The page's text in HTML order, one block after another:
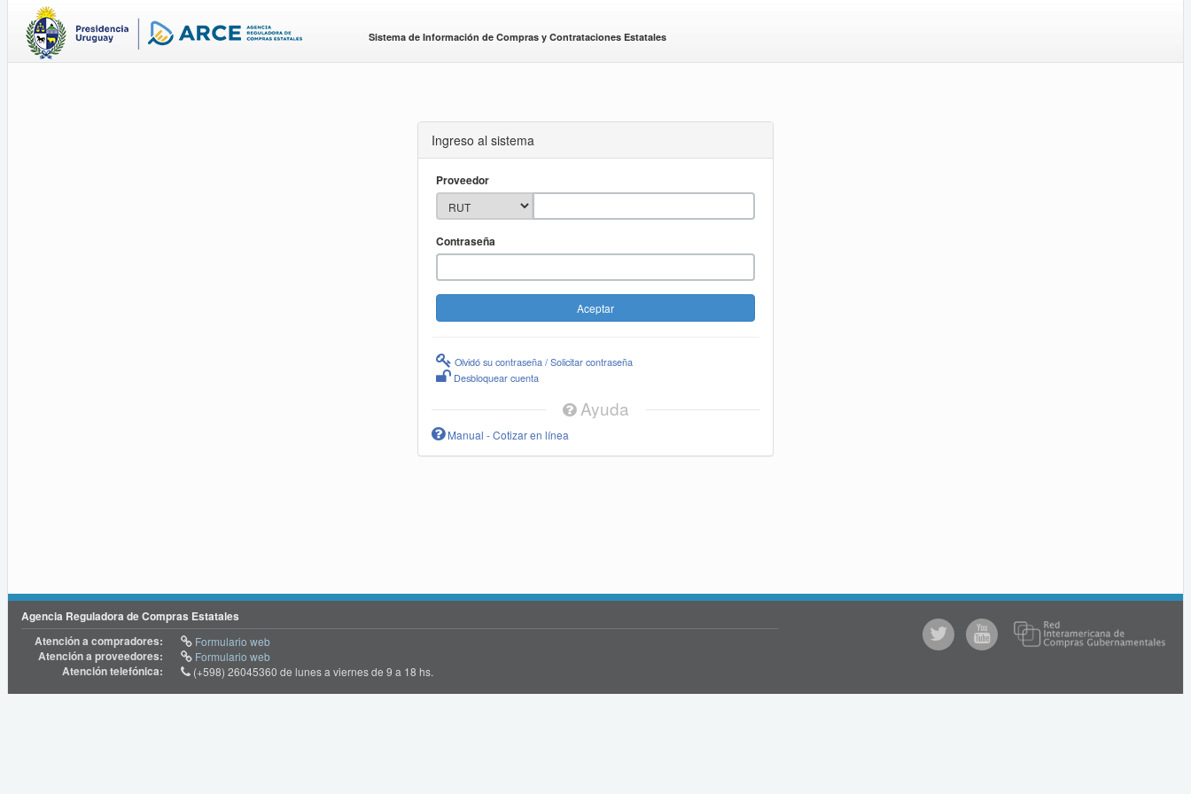
Sistema de Información de Compras y Contrataciones Estatales
Ingreso al sistema
Proveedor
Contraseña
Olvidó su contraseña / Solicitar contraseña
Desbloquear cuenta
Ayuda
Manual - Cotizar en línea
Agencia Reguladora de Compras Estatales
Atención a compradores:
Formulario web
Atención a proveedores: Formulario web
Atención telefónica: (+598) 26045360 de lunes a viernes de 9 a 18 hs.
@comprasgubuy
ACCE
Youtube